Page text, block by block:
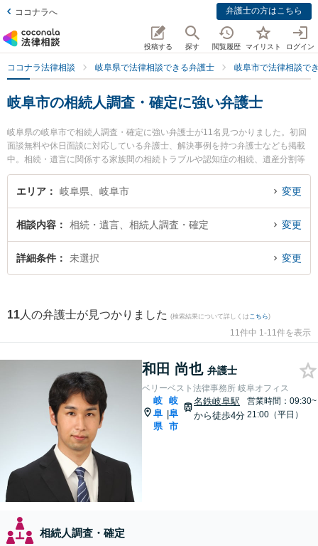
ココナラへ 弁護士の方はこちら
投稿する 探す 閲覧履歴 マイリスト ログイン
ココナラ法律相談 岐阜県で法律相談できる弁護士 岐阜市で法律相談で
岐阜市の相続人調査・確定に強い弁護士
岐阜県の岐阜市で相続人調査・確定に強い弁護士が11名見つかりました。初回
面談無料や休日面談に対応している弁護士、解決事例を持つ弁護士なども掲載
中。相続・遺言に関係する家族間の相続トラブルや認知症の相続、遺産分割等
の細かな分野での絞り込み検索もでき便利です。特にベリーベスト法律事務所
岐阜オフィスの和田 尚也弁護士や旭合同法律事務所 岐阜事務所の平田 伸男弁
査・確定のトラブルを今すぐに弁護士に相談したい』『相続人調査・確定のト
ラブル解決の実績豊富な近くの弁護士を検索したい』『初回相談無料で相続人
調査・確定を法律相談できる岐阜市内の弁護士に相談予約したい』などでお困
エリア 岐阜県、岐阜市 変更
相談内容 相続・遺言、相続人調査・確定 変更
詳細条件 未選択 変更
11 人の弁護士が見つかりました (検索結果について詳しくは こちら)
11件中 1-11件を表示
和田 尚也 弁護士
ベリーベスト法律事務所 岐阜オフィス
岐
阜
県
|
岐
阜
市
名鉄岐阜駅
から徒歩4分
営業時間：09:30~
21:00（平日）
相続人調査・確定